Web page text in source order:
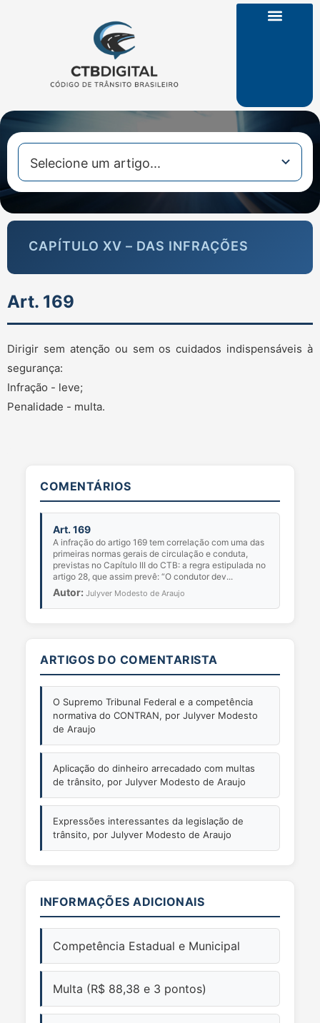
CAPÍTULO XV – DAS INFRAÇÕES
Art. 169
Dirigir sem atenção ou sem os cuidados indispensáveis à
segurança:
Infração - leve;
Penalidade - multa.
COMENTÁRIOS
Art. 169
A infração do artigo 169 tem correlação com uma das
primeiras normas gerais de circulação e conduta,
previstas no Capítulo III do CTB: a regra estipulada no
artigo 28, que assim prevê: “O condutor dev...
Autor: Julyver Modesto de Araujo
ARTIGOS DO COMENTARISTA
O Supremo Tribunal Federal e a competência
normativa do CONTRAN, por Julyver Modesto
de Araujo
Aplicação do dinheiro arrecadado com multas
de trânsito, por Julyver Modesto de Araujo
Expressões interessantes da legislação de
trânsito, por Julyver Modesto de Araujo
INFORMAÇÕES ADICIONAIS
Competência Estadual e Municipal
Multa (R$ 88,38 e 3 pontos)